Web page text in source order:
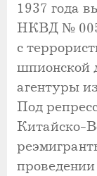
1937 года
НКВД №
с
шпионской
агентуры
Под
Китайско-